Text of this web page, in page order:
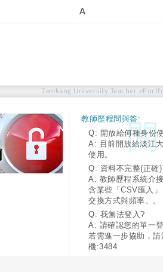
A
Tamkang University Teacher
教師歷程問與答:
Q: 開放給何種身份
A: 目前開放給淡江
使用。
Q: 資料不完整(正確
A: 教師歷程系統介
含某些「CSV匯入
交換方式與頻率。。
Q: 我無法登入?
A: 請確認您的單一
若需進一步協助，
機:3484